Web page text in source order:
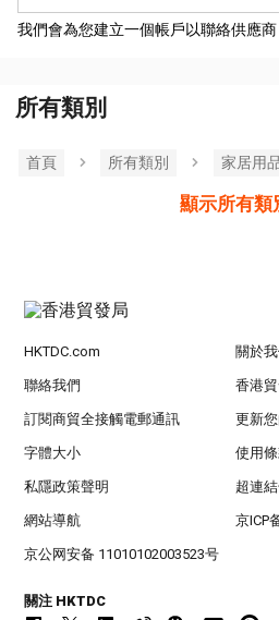
我們會為您建立一個帳戶以聯絡供應商
所有類別
首頁 所有類別 家居用
顯示所有類
HKTDC.com 關於
聯絡我們 香港
訂閱商貿全接觸電郵通訊 更新
字體大小 使用
私隱政策聲明 超連
網站導航 京ICP
京公网安备 11010102003523号
關注 HKTDC